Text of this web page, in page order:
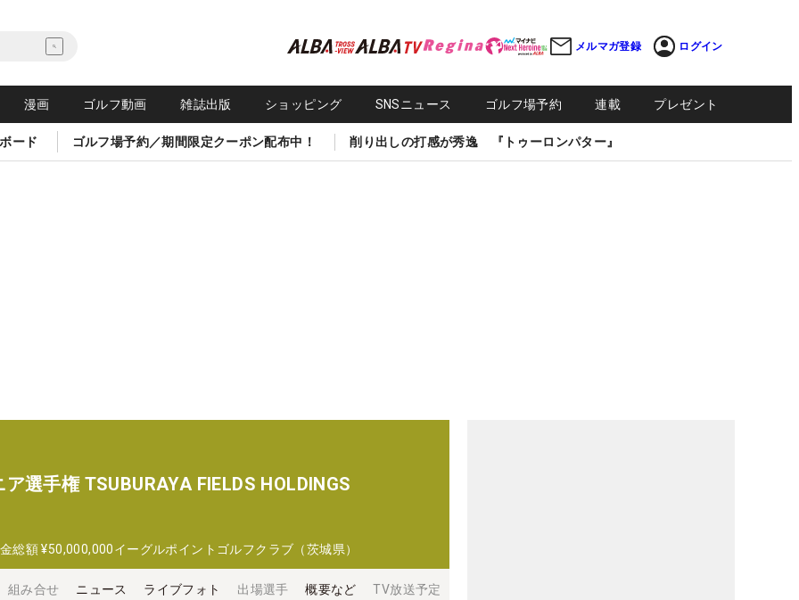
メルマガ登録 ログイン
漫画 ゴルフ動画 雑誌出版 ショッピング SNSニュース ゴルフ場予約 連載 プレゼント
ード ゴルフ場予約／期間限定クーポン配布中！ 削り出しの打感が秀逸 『トゥーロンパター』
選手権 TSUBURAYA FIELDS HOLDINGS
総額 ¥50,000,000イーグルポイントゴルフクラブ（茨城県）
組み合せ ニュース ライブフォト 出場選手 概要など TV放送予定